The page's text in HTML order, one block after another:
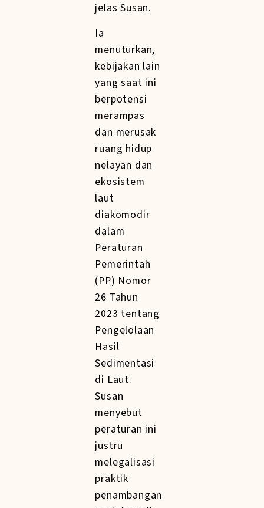
jelas Susan.
Ia
menuturkan,
kebijakan lain
yang saat ini
berpotensi
merampas
dan merusak
ruang hidup
nelayan dan
ekosistem
laut
diakomodir
dalam
Peraturan
Pemerintah
(PP) Nomor
26 Tahun
2023 tentang
Pengelolaan
Hasil
Sedimentasi
di Laut.
Susan
menyebut
peraturan ini
justru
melegalisasi
praktik
penambangan